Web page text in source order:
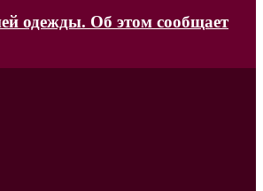
одежды. Об этом сообщает